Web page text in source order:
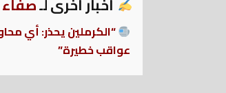
“الكرملين يحذر: أي
عواقب خطيرة”